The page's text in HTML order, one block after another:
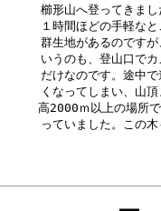
櫛形山へ登ってきま
１時間ほどの手軽な
群生地があるのです
いうのも、登山口で
だけなのです。途中
くなってしまい、山
高2000ｍ以上の場所